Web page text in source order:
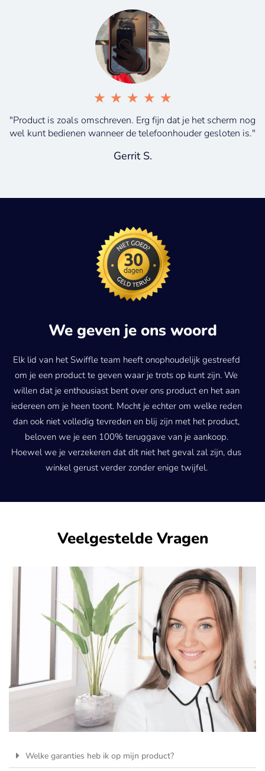
★ ★ ★ ★ ★
"Product is zoals omschreven. Erg fijn dat je het scherm nog
wel kunt bedienen wanneer de telefoonhouder gesloten is."
Gerrit S.
We geven je ons woord
Elk lid van het Swiffle team heeft onophoudelijk gestreefd
om je een product te geven waar je trots op kunt zijn. We
willen dat je enthousiast bent over ons product en het aan
iedereen om je heen toont. Mocht je echter om welke reden
dan ook niet volledig tevreden en blij zijn met het product,
beloven we je een 100% teruggave van je aankoop.
Hoewel we je verzekeren dat dit niet het geval zal zijn, dus
winkel gerust verder zonder enige twijfel.
Veelgestelde Vragen
Welke garanties heb ik op mijn product?